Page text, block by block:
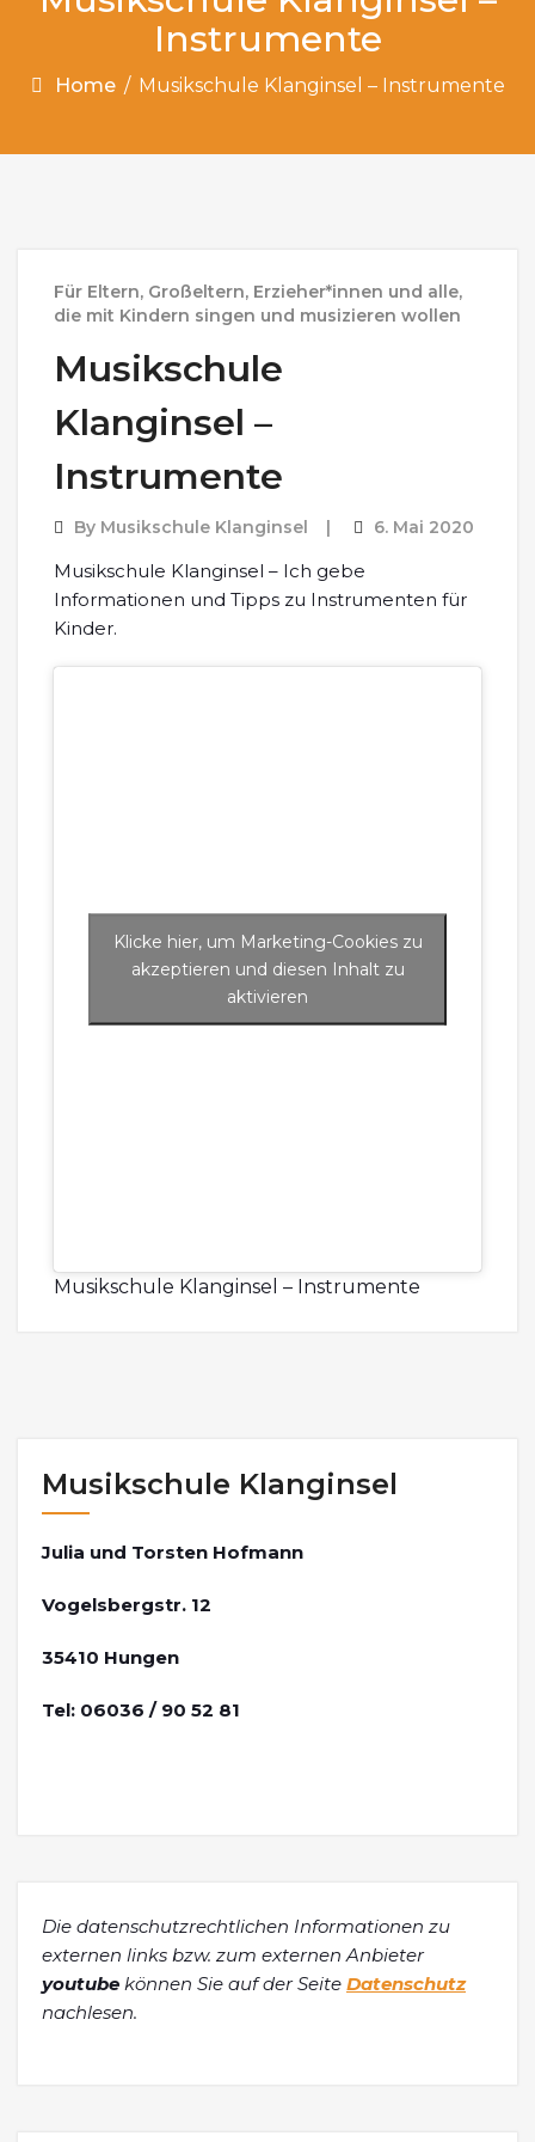
Instrumente
Home / Musikschule Klanginsel – Instrumente
Für Eltern, Großeltern, Erzieher*innen und alle,
die mit Kindern singen und musizieren wollen
Musikschule
Klanginsel –
Instrumente
By Musikschule Klanginsel 6. Mai 2020
Musikschule Klanginsel – Ich gebe
Informationen und Tipps zu Instrumenten für
Kinder.
Klicke hier, um Marketing-Cookies zu
akzeptieren und diesen Inhalt zu
aktivieren
Musikschule Klanginsel – Instrumente
Musikschule Klanginsel
Julia und Torsten Hofmann
Vogelsbergstr. 12
35410 Hungen
Tel: 06036 / 90 52 81
Die datenschutzrechtlichen Informationen zu
externen links bzw. zum externen Anbieter
youtube können Sie auf der Seite Datenschutz
nachlesen.